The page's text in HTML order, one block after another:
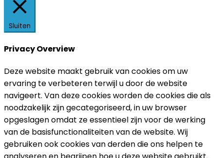
Sluiten
Privacy Overview
Deze website maakt gebruik van cookies om uw
ervaring te verbeteren terwijl u door de website
navigeert. Van deze cookies worden de cookies die als
noodzakelijk zijn gecategoriseerd, in uw browser
opgeslagen omdat ze essentieel zijn voor de werking
van de basisfunctionaliteiten van de website. Wij
gebruiken ook cookies van derden die ons helpen te